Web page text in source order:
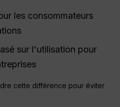
les consommateurs
sur l'utilisation pour
cette différence pour éviter